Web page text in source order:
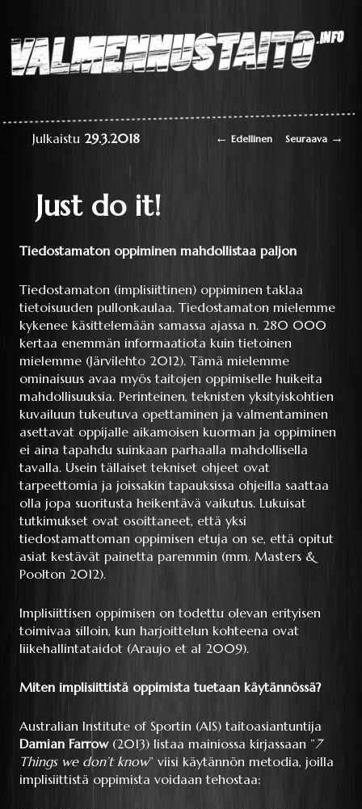
Valmennustaito.info
liikkumisen
perustaitojen
videokirjasto
Artikkelien selaus
← Edellinen Seuraava →
Just do it!
Julkaistu 29.3.2018
Tiedostamaton oppiminen mahdollistaa paljon
Tiedostamaton (implisiittinen) oppiminen taklaa
tietoisuuden pullonkaulaa. Tiedostamaton mielemme
kykenee käsittelemään samassa ajassa n. 280 000
kertaa enemmän informaatiota kuin tietoinen
mielemme (Järvilehto 2012). Tämä mielemme
ominaisuus avaa myös taitojen oppimiselle huikeita
mahdollisuuksia. Perinteinen, teknisten yksityiskohtien
kuvailuun tukeutuva opettaminen ja valmentaminen
asettavat oppijalle aikamoisen kuorman ja oppiminen
ei aina tapahdu suinkaan parhaalla mahdollisella
tavalla. Usein tällaiset tekniset ohjeet ovat
tarpeettomia ja joissakin tapauksissa ohjeilla saattaa
olla jopa suoritusta heikentävä vaikutus. Lukuisat
tutkimukset ovat osoittaneet, että yksi
tiedostamattoman oppimisen etuja on se, että opitut
asiat kestävät painetta paremmin (mm. Masters &
Poolton 2012).
Implisiittisen oppimisen on todettu olevan erityisen
toimivaa silloin, kun harjoittelun kohteena ovat
liikehallintataidot (Araujo et al 2009).
Miten implisiittistä oppimista tuetaan käytännössä?
Australian Institute of Sportin (AIS) taitoasiantuntija
Damian Farrow(2013) listaa mainiossa kirjassaan ”7
Things we don’t know” viisi käytännön metodia, joilla
implisiittistä oppimista voidaan tehostaa: